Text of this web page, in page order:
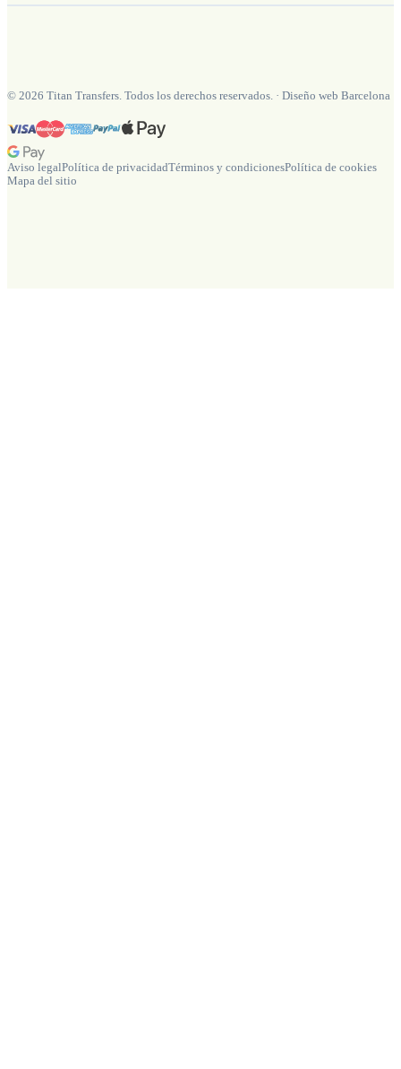
© 2026 Titan Transfers. Todos los derechos reservados. · Diseño web Barcelona
Aviso legalPolítica de privacidadTérminos y condicionesPolítica de cookies
Mapa del sitio